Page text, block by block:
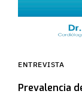
ENTREVISTA
Prevalencia